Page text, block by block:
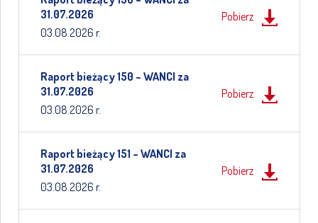
31.07.2026
03.08.2026 r.
Pobierz
Raport bieżący 150 – WANCI za
31.07.2026
03.08.2026 r.
Pobierz
Raport bieżący 151 – WANCI za
31.07.2026
03.08.2026 r.
Pobierz